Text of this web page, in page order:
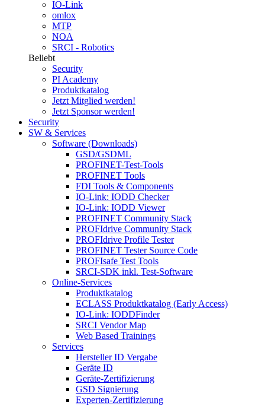
IO-Link
omlox
MTP
NOA
SRCI - Robotics
Beliebt
Security
PI Academy
Produktkatalog
Jetzt Mitglied werden!
Jetzt Sponsor werden!
Security
SW & Services
Software (Downloads)
GSD/GSDML
PROFINET-Test-Tools
PROFINET Tools
FDI Tools & Components
IO-Link: IODD Checker
IO-Link: IODD Viewer
PROFINET Community Stack
PROFIdrive Community Stack
PROFIdrive Profile Tester
PROFINET Tester Source Code
PROFIsafe Test Tools
SRCI-SDK inkl. Test-Software
Online-Services
Produktkatalog
ECLASS Produktkatalog (Early Access)
IO-Link: IODDFinder
SRCI Vendor Map
Web Based Trainings
Services
Hersteller ID Vergabe
Geräte ID
Geräte-Zertifizierung
GSD Signierung
Experten-Zertifizierung